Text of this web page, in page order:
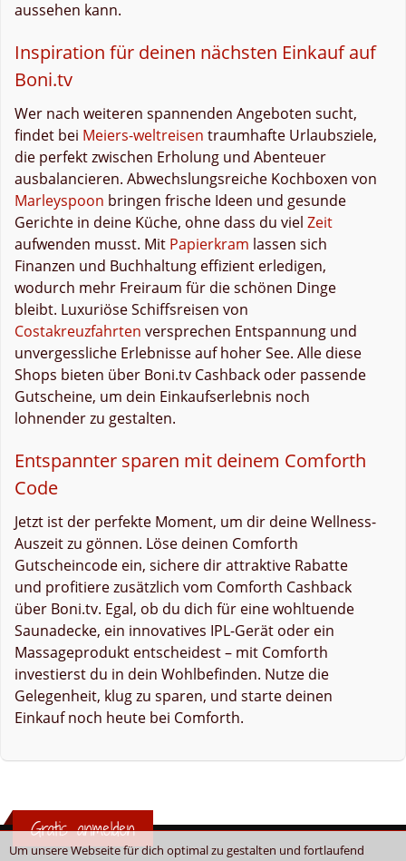
Um unsere Webseite für dich optimal zu gestalten und fortlaufend
aussehen kann.
Inspiration für deinen nächsten Einkauf auf
Boni.tv
Wer nach weiteren spannenden Angeboten sucht,
findet bei Meiers-weltreisen traumhafte Urlaubsziele,
die perfekt zwischen Erholung und Abenteuer
ausbalancieren. Abwechslungsreiche Kochboxen von
Marleyspoon bringen frische Ideen und gesunde
Gerichte in deine Küche, ohne dass du viel Zeit
aufwenden musst. Mit Papierkram lassen sich
Finanzen und Buchhaltung effizient erledigen,
wodurch mehr Freiraum für die schönen Dinge
bleibt. Luxuriöse Schiffsreisen von
Costakreuzfahrten versprechen Entspannung und
unvergessliche Erlebnisse auf hoher See. Alle diese
Shops bieten über Boni.tv Cashback oder passende
Gutscheine, um dein Einkaufserlebnis noch
lohnender zu gestalten.
Entspannter sparen mit deinem Comforth
Code
Jetzt ist der perfekte Moment, um dir deine Wellness-
Auszeit zu gönnen. Löse deinen Comforth
Gutscheincode ein, sichere dir attraktive Rabatte
und profitiere zusätzlich vom Comforth Cashback
über Boni.tv. Egal, ob du dich für eine wohltuende
Saunadecke, ein innovatives IPL-Gerät oder ein
Massageprodukt entscheidest – mit Comforth
investierst du in dein Wohlbefinden. Nutze die
Gelegenheit, klug zu sparen, und starte deinen
Einkauf noch heute bei Comforth.
Gratis anmelden